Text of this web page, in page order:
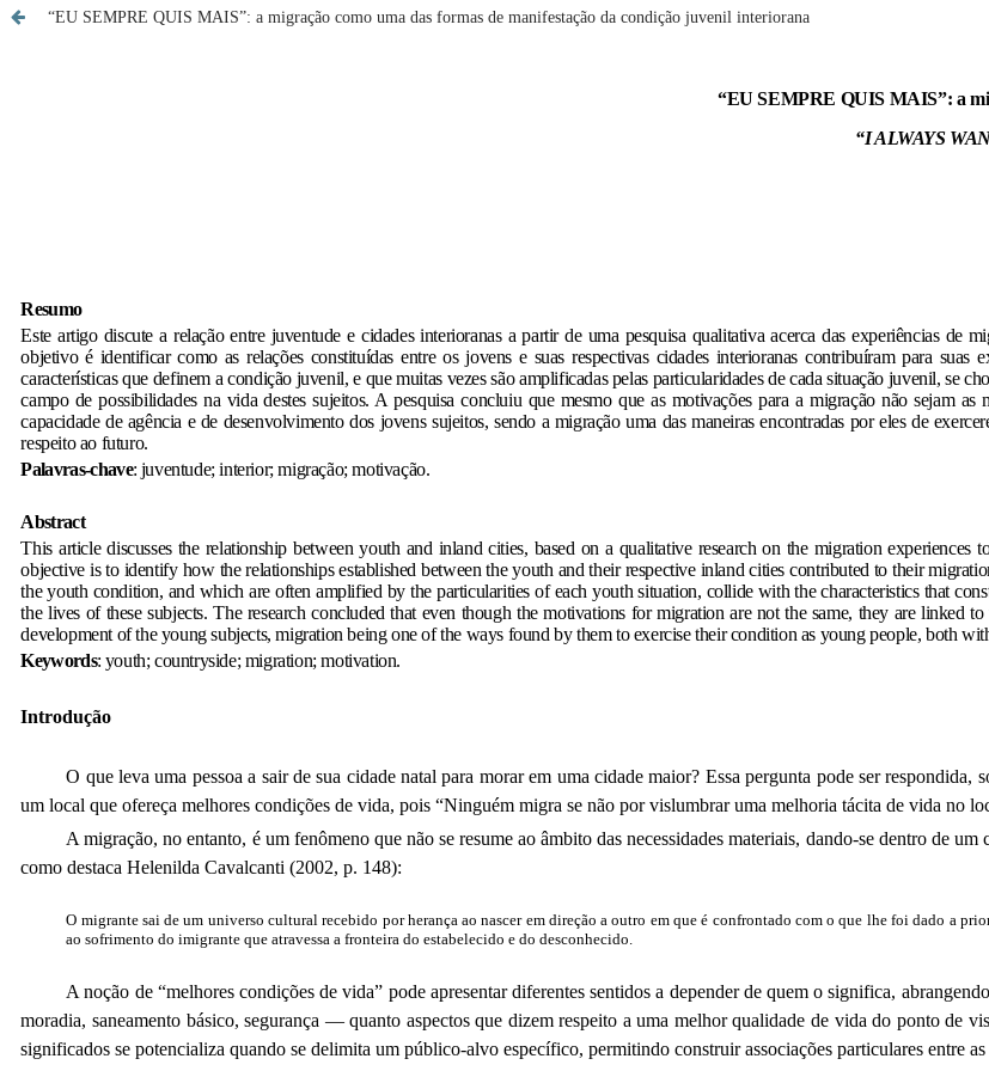
“EU SEMPRE QUIS MAIS”: a migração como uma das formas de manifestação da condição juvenil interiorana